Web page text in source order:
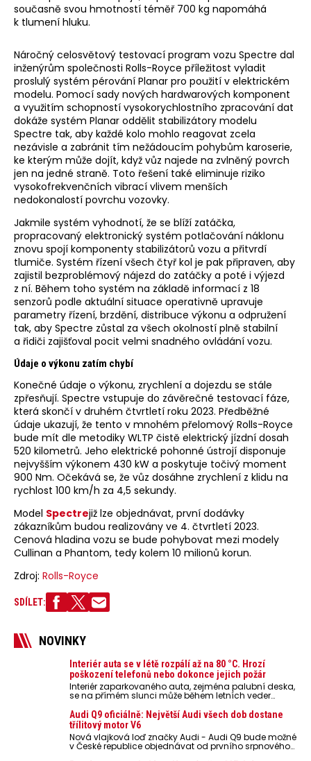
současně svou hmotností téměř 700 kg napomáhá
k tlumení hluku.
Náročný celosvětový testovací program vozu Spectre dal
inženýrům společnosti Rolls-Royce příležitost vyladit
proslulý systém pérování Planar pro použití v elektrickém
modelu. Pomocí sady nových hardwarových komponent
a využitím schopností vysokorychlostního zpracování dat
dokáže systém Planar oddělit stabilizátory modelu
Spectre tak, aby každé kolo mohlo reagovat zcela
nezávisle a zabránit tím nežádoucím pohybům karoserie,
ke kterým může dojít, když vůz najede na zvlněný povrch
jen na jedné straně. Toto řešení také eliminuje riziko
vysokofrekvenčních vibrací vlivem menších
nedokonalostí povrchu vozovky.
Jakmile systém vyhodnotí, že se blíží zatáčka,
propracovaný elektronický systém potlačování náklonu
znovu spojí komponenty stabilizátorů vozu a přitvrdí
tlumiče. Systém řízení všech čtyř kol je pak připraven, aby
zajistil bezproblémový nájezd do zatáčky a poté i výjezd
z ní. Během toho systém na základě informací z 18
senzorů podle aktuální situace operativně upravuje
parametry řízení, brzdění, distribuce výkonu a odpružení
tak, aby Spectre zůstal za všech okolností plně stabilní
a řidiči zajišťoval pocit velmi snadného ovládání vozu.
Údaje o výkonu zatím chybí
Konečné údaje o výkonu, zrychlení a dojezdu se stále
zpřesňují. Spectre vstupuje do závěrečné testovací fáze,
která skončí v druhém čtvrtletí roku 2023. Předběžné
údaje ukazují, že tento v mnohém přelomový Rolls-Royce
bude mít dle metodiky WLTP čistě elektrický jízdní dosah
520 kilometrů. Jeho elektrické pohonné ústrojí disponuje
nejvyšším výkonem 430 kW a poskytuje točivý moment
900 Nm. Očekává se, že vůz dosáhne zrychlení z klidu na
rychlost 100 km/h za 4,5 sekundy.
Model Spectrejiž lze objednávat, první dodávky
zákazníkům budou realizovány ve 4. čtvrtletí 2023.
Cenová hladina vozu se bude pohybovat mezi modely
Cullinan a Phantom, tedy kolem 10 milionů korun.
Zdroj: Rolls-Royce
SDÍLET:
NOVINKY
Interiér auta se v létě rozpálí až na 80 °C. Hrozí
poškození telefonů nebo dokonce jejich požár
Interiér zaparkovaného auta, zejména palubní deska,
se na přímém slunci může během letních veder
nebezpečí pro odložené mobilní telefony, powerbanky
nebo notebooky. Můžou urychlit stárnutí baterií,
poškodit elektroniku a ve výjimečných případech i
zvýšit riziko požáru.
Audi Q9 oficiálně: Největší Audi všech dob dostane
třílitový motor V6
Nová vlajková loď značky Audi - Audi Q9 bude možné
v České republice objednávat od prvního srpnového